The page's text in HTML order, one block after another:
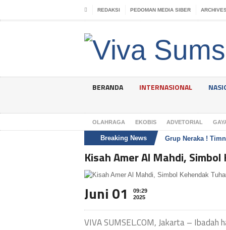
REDAKSI PEDOMAN MEDIA SIBER
BERANDA INTERNASIONAL
OLAHRAGA EKOBIS ADVETORIAL
Breaking News Grup Neraka !
Kisah Amer Al Mahdi,
Juni 01
09:29
2025
VIVA SUMSEL.COM, Jakarta – Ibadah